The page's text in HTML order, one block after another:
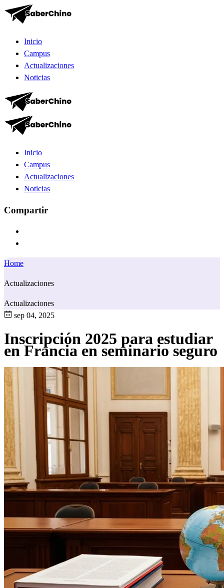
Inicio
Campus
Actualizaciones
Noticias
Inicio
Campus
Actualizaciones
Noticias
Compartir
Home
Actualizaciones
Actualizaciones
sep 04, 2025
Inscripción 2025 para estudiar
en Francia en seminario seguro